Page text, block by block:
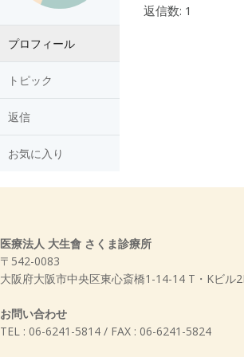
プロフィール
トピック
返信
お気に入り
返信数: 1
医療法人 大生會 さくま診療所
〒542-0083
大阪府大阪市中央区東心斎橋1-14-14 T・Kビル
お問い合わせ
TEL : 06-6241-5814 / FAX : 06-6241-5824